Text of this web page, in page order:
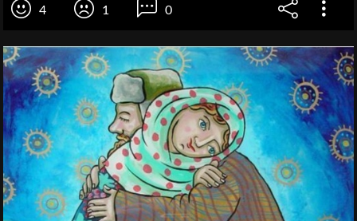
4 1 0